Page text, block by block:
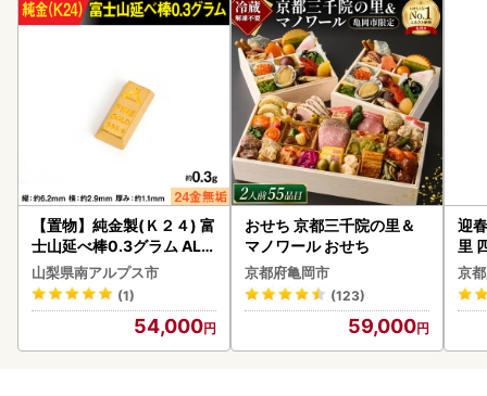
【置物】純金製(Ｋ２４) 富
士山延べ棒0.3グラム ALP
BK193
山梨県南アルプス市
(1)
54,000
おせち 京都三千院の里＆
マノワール おせち
京都府亀岡市
(123)
59,000
迎
里
京